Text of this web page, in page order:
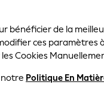
le temps chaud
bénéficier de la
ces paramètres
Cookies
notre Politique En